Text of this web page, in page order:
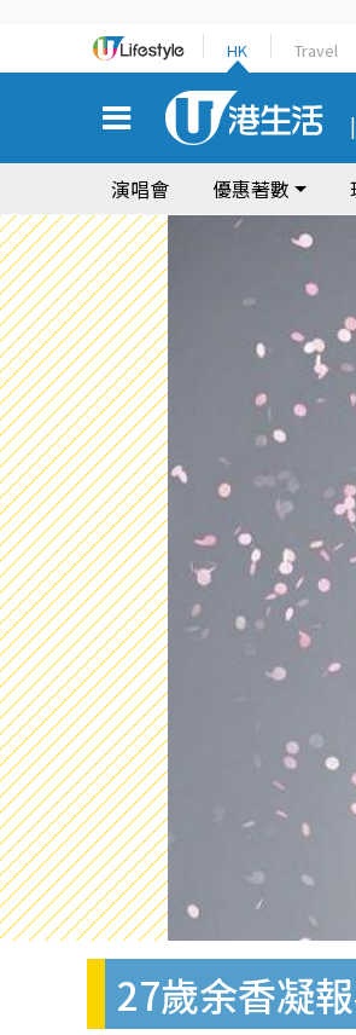
HK Travel
演唱會 優惠著數
27歲余香凝